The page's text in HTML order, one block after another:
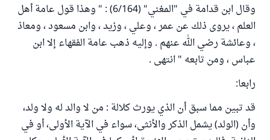
وقال ابن قدامة في "المغني" (6/164) : " وهذا قول عامة أهل
العلم ، يروى ذلك عن عمر ، وعلي ، وزيد ، وابن مسعود ، ومعاذ
، وعائشة رضي الله عنهم . وإليه ذهب عامة الفقهاء إلا ابن
عباس ، ومن تابعه " انتهى .
رابعا:
قد تبين مما سبق أن الذي يورث كلالة : من لا والد له ولا ولد،
وأن (الولد) يشمل الذكر والأنثى، سواء في الآية الأولى، أو في